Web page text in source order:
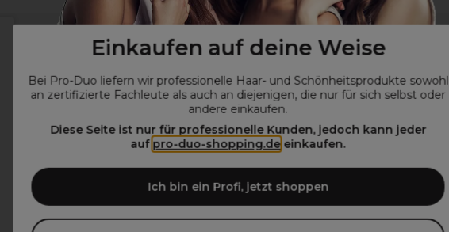
Einkaufen auf deine Weise
Bei Pro-Duo liefern wir professionelle Haar- und Schönheitsprodukte sowohl
an zertifizierte Fachleute als auch an diejenigen, die nur für sich selbst oder
andere einkaufen.
Diese Seite ist nur für professionelle Kunden, jedoch kann jeder
auf pro-duo-shopping.deeinkaufen.
Ich bin ein Profi, jetzt shoppen